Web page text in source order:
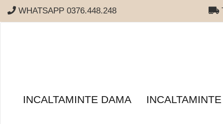
WHATSAPP 0376.448.248
INCALTAMINTE DAMA